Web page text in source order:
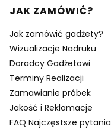
Linki w stopce
JAK ZAMÓWIĆ?
Jak zamówić gadżety?
Wizualizacje Nadruku
Doradcy Gadżetowi
Terminy Realizacji
Zamawianie próbek
Jakość i Reklamacje
FAQ Najczęstsze pytania